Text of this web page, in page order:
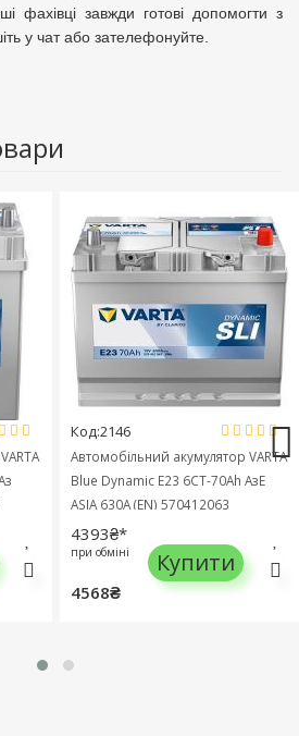
фахівці завжди готові допомогти з
у чат або зателефонуйте.
Код:2146
Автомобільний акумулятор VARTA
Blue Dynamic E23 6СТ-70Ah АзЕ
ASIA 630A (EN) 570412063
4393₴*
при обміні
4568₴
Купити